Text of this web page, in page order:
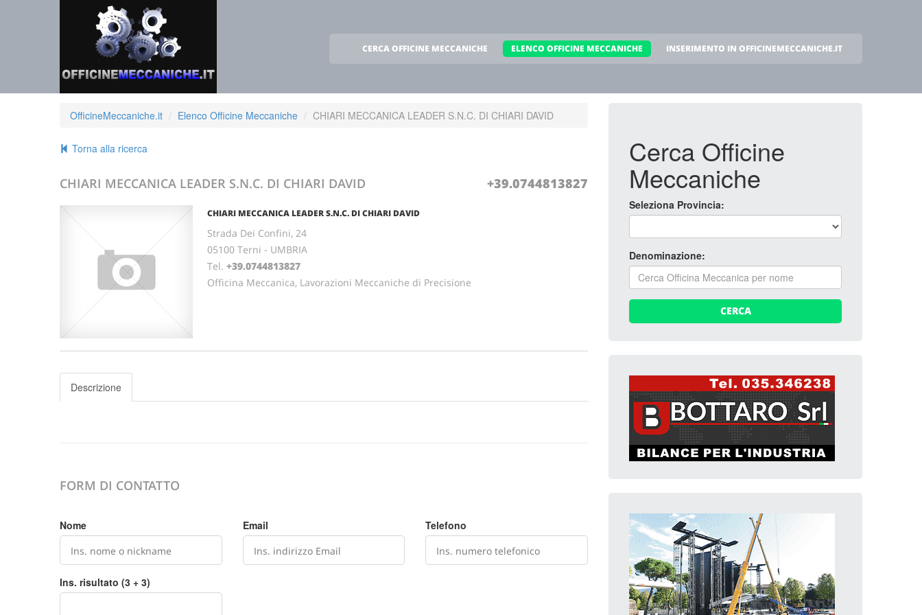
CERCA OFFICINE MECCANICHE ELENCO OFFICINE MECCANICHE INSERIMENTO IN OFFICINEMECCANICHE.IT
OfficineMeccaniche.it Elenco Officine Meccaniche CHIARI MECCANICA LEADER S.N.C. DI CHIARI DAVID
Torna alla ricerca
CHIARI MECCANICA LEADER S.N.C. DI CHIARI DAVID +39.0744813827
CHIARI MECCANICA LEADER S.N.C. DI CHIARI DAVID
Strada Dei Confini, 24
05100 Terni - UMBRIA
Tel. +39.0744813827
Officina Meccanica, Lavorazioni Meccaniche di Precisione
Descrizione
FORM DI CONTATTO
Nome Email Telefono
Ins. risultato (3 + 3)
Cerca Officine
Meccaniche
Seleziona Provincia:
Denominazione:
CERCA